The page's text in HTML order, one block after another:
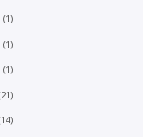
1
1
1
21
14